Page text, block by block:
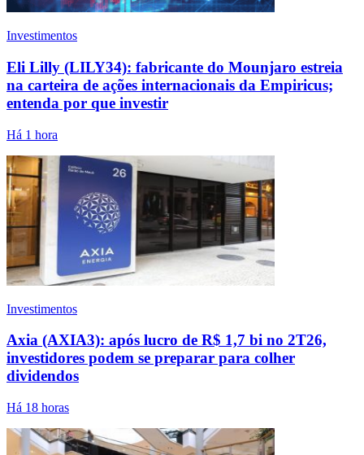
Investimentos
Eli Lilly (LILY34): fabricante do Mounjaro estreia
na carteira de ações internacionais da Empiricus;
entenda por que investir
Há 1 hora
Investimentos
Axia (AXIA3): após lucro de R$ 1,7 bi no 2T26,
investidores podem se preparar para colher
dividendos
Há 18 horas